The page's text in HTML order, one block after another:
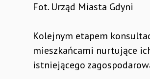
Fot. Urząd Miasta Gdyni
Kolejnym etapem
mieszkańcami nurtujące
istniejącego